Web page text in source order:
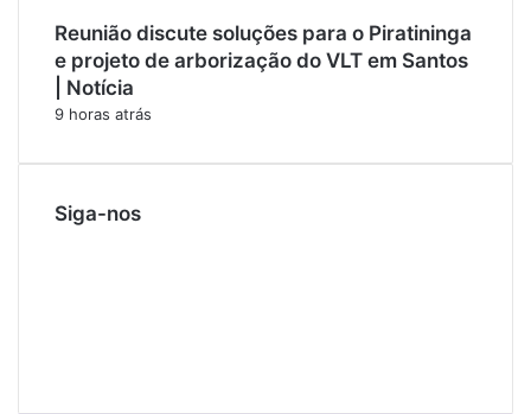
Reunião discute soluções para o Piratininga
e projeto de arborização do VLT em Santos
| Notícia
9 horas atrás
Siga-nos